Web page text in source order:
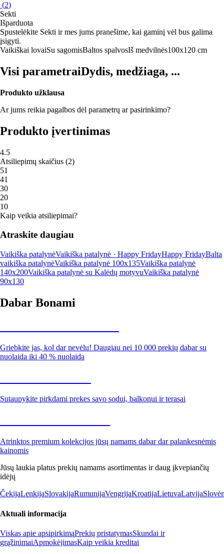
(2)
Sekti
Išparduota
Spustelėkite Sekti ir mes jums pranešime, kai gaminį vėl bus galima
įsigyti.
Vaikiškai lovaiSu sagomisBaltos spalvosIš medvilnės100x120 cm
Visi parametraiDydis, medžiaga, ...
Produkto užklausa
Ar jums reikia pagalbos dėl parametrų ar pasirinkimo?
Produkto įvertinimas
4.5
Atsiliepimų skaičius (2)
51
41
30
20
10
Kaip veikia atsiliepimai?
Atraskite daugiau
Vaikiška patalynėVaikiška patalynė · Happy FridayHappy FridayBalta
vaikiška patalynėVaikiška patalynė 100x135Vaikiška patalynė
140x200Vaikiška patalynė su Kalėdų motyvuVaikiška patalynė
90x130
Dabar Bonami
Griebkite jas, kol dar nevėlu! Daugiau nei 10 000 prekių dabar su
nuolaida iki 40 % nuolaida
Sutaupykite pirkdami prekes savo sodui, balkonui ir terasai
Atrinktos premium kolekcijos jūsų namams dabar dar palankesnėmis
kainomis
Jūsų laukia platus prekių namams asortimentas ir daug įkvepiančių
idėjų
ČekijaLenkijaSlovakijaRumunijaVengrijaKroatijaLietuvaLatvija
Aktuali informacija
Viskas apie apsipirkimąPrekių pristatymasSkundai ir
grąžinimaiApmokėjimasKaip veikia kreditai